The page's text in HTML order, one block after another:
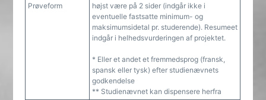
Prøveform
højst være på 2 sider (indgår ikke i
eventuelle fastsatte minimum- og
maksimumsidetal pr. studerende). Resumeet
indgår i helhedsvurderingen af projektet.
* Eller et andet et fremmedsprog (fransk,
spansk eller tysk) efter studienævnets
godkendelse
** Studienævnet kan dispensere herfra